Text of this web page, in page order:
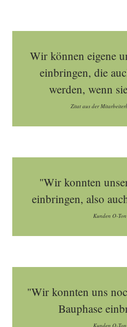
Wir können eigene
einbringen, die
werden, wenn
Zitat aus der
"Wir konnten
einbringen, also
Kunden O-Ton
"Wir konnten uns
Bauphase
Kunden O-Ton